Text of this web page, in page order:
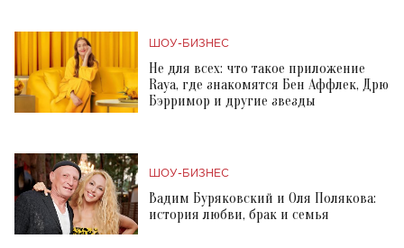
ШОУ-БИЗНЕС
Не для всех: что такое приложение
Raya, где знакомятся Бен Аффлек, Дрю
Бэрримор и другие звезды
ШОУ-БИЗНЕС
Вадим Буряковский и Оля Полякова:
история любви, брак и семья